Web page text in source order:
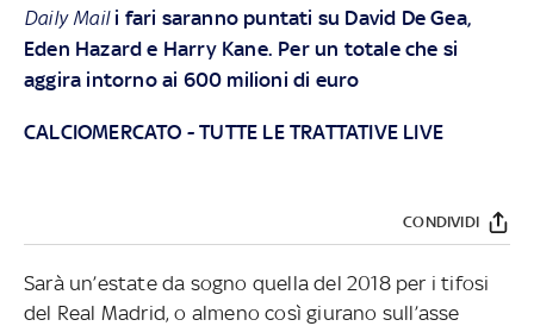
Daily Maili fari saranno puntati su David De Gea,
Eden Hazard e Harry Kane. Per un totale che si
aggira intorno ai 600 milioni di euro
CALCIOMERCATO - TUTTE LE TRATTATIVE LIVE
CONDIVIDI
Sarà un’estate da sogno quella del 2018 per i tifosi
del Real Madrid, o almeno così giurano sull’asse